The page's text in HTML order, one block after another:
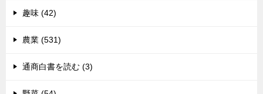
趣味 (42)
農業 (531)
通商白書を読む (3)